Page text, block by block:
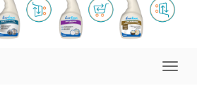
Toggle